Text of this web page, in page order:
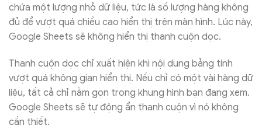
chứa một lượng nhỏ dữ liệu, tức là số lượng hàng không
đủ để vượt quá chiều cao hiển thị trên màn hình. Lúc này,
Google Sheets sẽ không hiển thị thanh cuộn dọc.
Thanh cuộn dọc chỉ xuất hiện khi nội dung bảng tính
vượt quá không gian hiển thị. Nếu chỉ có một vài hàng dữ
liệu, tất cả chỉ nằm gọn trong khung hình bạn đang xem.
Google Sheets sẽ tự động ẩn thanh cuộn vì nó không
cần thiết.